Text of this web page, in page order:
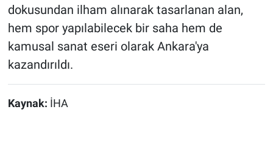
dokusundan ilham alınarak tasarlanan alan,
hem spor yapılabilecek bir saha hem de
kamusal sanat eseri olarak Ankara'ya
kazandırıldı.
Kaynak: İHA